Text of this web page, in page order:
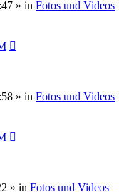
» in Fotos und Videos
» in Fotos und Videos
» in Fotos und Videos